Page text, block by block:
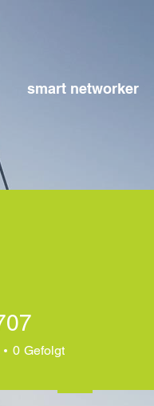
smart networker
0 Gefolgt